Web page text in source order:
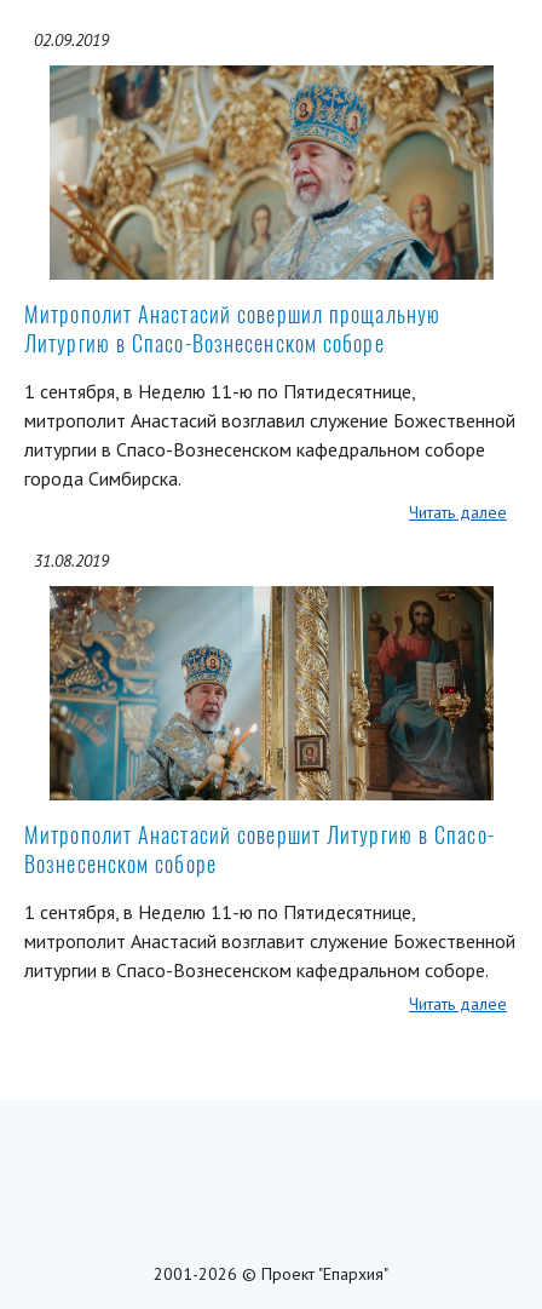
02.09.2019
Митрополит Анастасий совершил прощальную
Литургию в Спасо-Вознесенском соборе
1 сентября, в Неделю 11-ю по Пятидесятнице,
митрополит Анастасий возглавил служение Божественной
литургии в Спасо-Вознесенском кафедральном соборе
города Симбирска.
Читать далее
31.08.2019
Митрополит Анастасий совершит Литургию в Спасо-
Вознесенском соборе
1 сентября, в Неделю 11-ю по Пятидесятнице,
митрополит Анастасий возглавит служение Божественной
литургии в Спасо-Вознесенском кафедральном соборе.
Читать далее
2001-2026 © Проект "Епархия"